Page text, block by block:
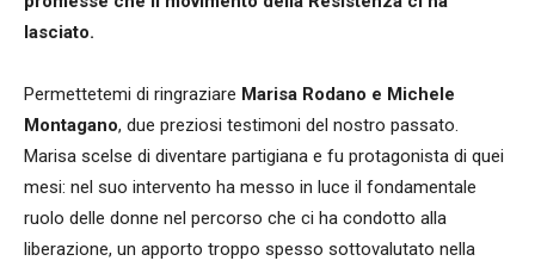
lasciato.
Permettetemi di ringraziare Marisa Rodano e Michele
Montagano, due preziosi testimoni del nostro passato.
Marisa scelse di diventare partigiana e fu protagonista di quei
mesi: nel suo intervento ha messo in luce il fondamentale
ruolo delle donne nel percorso che ci ha condotto alla
liberazione, un apporto troppo spesso sottovalutato nella